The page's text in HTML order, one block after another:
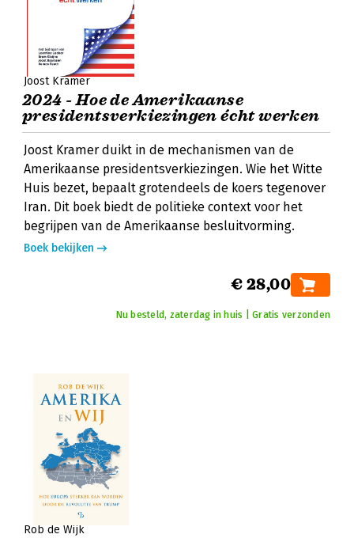
Joost Kramer
2024 - Hoe de Amerikaanse
presidentsverkiezingen écht werken
Joost Kramer duikt in de mechanismen van de
Amerikaanse presidentsverkiezingen. Wie het Witte
Huis bezet, bepaalt grotendeels de koers tegenover
Iran. Dit boek biedt de politieke context voor het
begrijpen van de Amerikaanse besluitvorming.
Boek bekijken
€ 28,00
Nu besteld, zaterdag in huis | Gratis verzonden
Rob de Wijk